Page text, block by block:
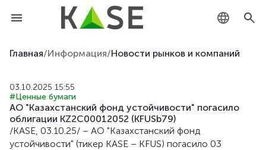
KZ
EN
Главная/Информация/Новости рынков и компаний
03.10.2025 15:55
#Ценные бумаги
АО "Казахстанский фонд устойчивости" погасило
облигации KZ2C00012052 (KFUSb79)
/KASE, 03.10.25/ – АО "Казахстанский фонд
устойчивости" (тикер KASE – KFUS) погасило 03